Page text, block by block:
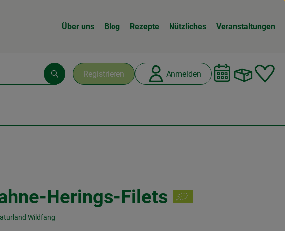
Über uns Blog Rezepte Nützliches Veranstaltungen
Registrieren Anmelden
Suchen
Herings-Filets
Wildfang
Favouriten hinzufügen